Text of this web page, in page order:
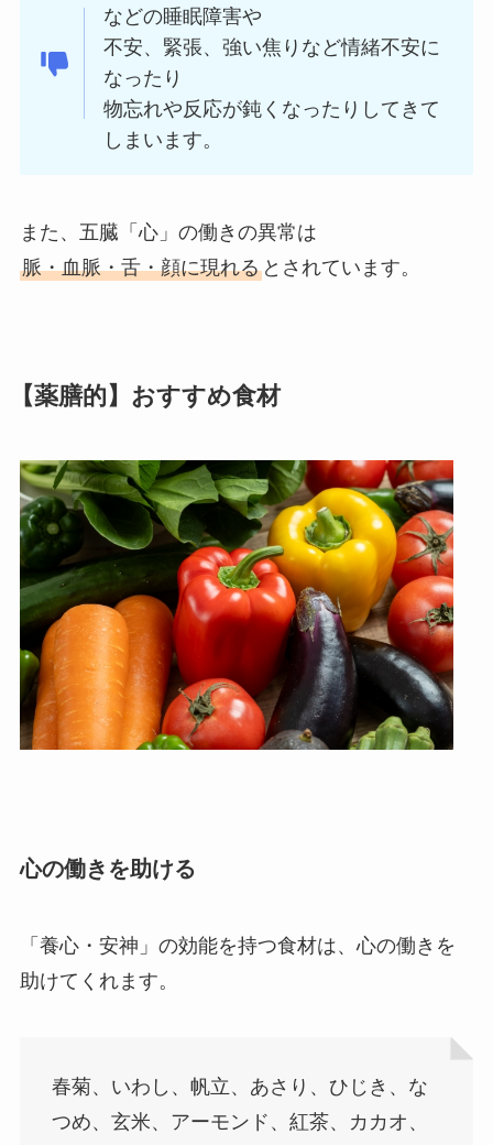
などの睡眠障害や
不安、緊張、強い焦りなど情緒不安に
なったり
物忘れや反応が鈍くなったりしてきて
しまいます。
また、五臓「心」の働きの異常は
脈・血脈・舌・顔に現れるとされています。
【薬膳的】おすすめ食材
心の働きを助ける
「養心・安神」の効能を持つ食材は、心の働きを
助けてくれます。
春菊、いわし、帆立、あさり、ひじき、な
つめ、玄米、アーモンド、紅茶、カカオ、